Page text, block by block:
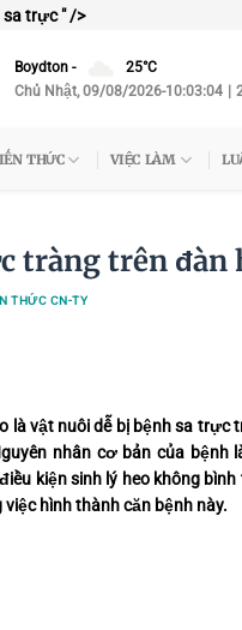
sa trực " />Skip
content
Boydton-
25°C
Chủ Nhật, 09/08/2026-10:03:05
THỨC VIỆC LÀM
tràng trên đàn
THỨC CN-TY
là vật nuôi dễ bị bệnh sa trực
nhân cơ bản của
kiện sinh lý heo không
hình thành căn bệnh này.